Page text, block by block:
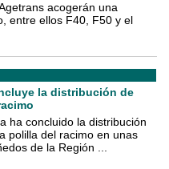
acogerán una
entre ellos F40, F50 y el
la distribución de
ha concluido la distribución
polilla del racimo en unas
de la Región ...